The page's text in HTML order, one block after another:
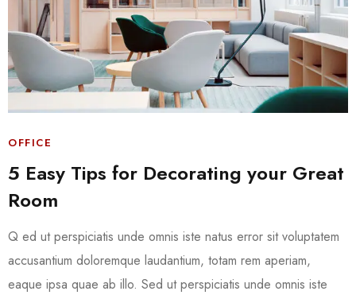
OFFICE
5 Easy Tips for Decorating your Great
Room
Q ed ut perspiciatis unde omnis iste natus error sit voluptatem
accusantium doloremque laudantium, totam rem aperiam,
eaque ipsa quae ab illo. Sed ut perspiciatis unde omnis iste